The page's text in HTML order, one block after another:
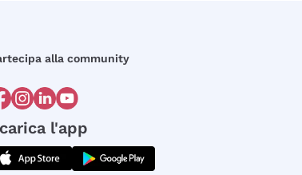
alla community
l'app